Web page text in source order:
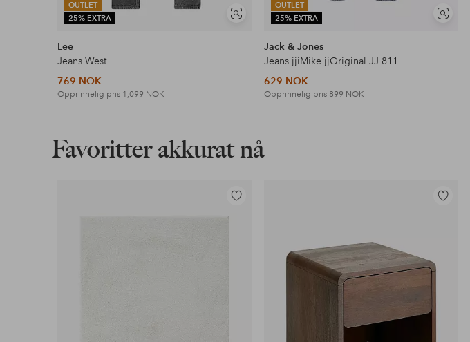
OUTLET
25% EXTRA
Vis
Lee
Jeans West
769 NOK
Opprinnelig pris 1,099 NOK
OUTLET
25% EXTRA
Vis
Jack & Jones
Jeans jjiMike jjOriginal JJ 811
629 NOK
Opprinnelig pris 899 NOK
Favoritter akkurat nå
Legg
til
Legg